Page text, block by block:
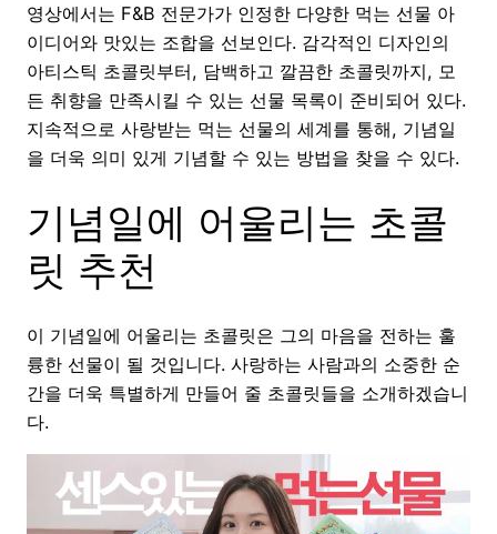
영상에서는 F&B 전문가가 인정한 다양한 먹는 선물 아
이디어와 맛있는 조합을 선보인다. 감각적인 디자인의
아티스틱 초콜릿부터, 담백하고 깔끔한 초콜릿까지, 모
든 취향을 만족시킬 수 있는 선물 목록이 준비되어 있다.
지속적으로 사랑받는 먹는 선물의 세계를 통해, 기념일
을 더욱 의미 있게 기념할 수 있는 방법을 찾을 수 있다.
기념일에 어울리는 초콜
릿 추천
이 기념일에 어울리는 초콜릿은 그의 마음을 전하는 훌
륭한 선물이 될 것입니다. 사랑하는 사람과의 소중한 순
간을 더욱 특별하게 만들어 줄 초콜릿들을 소개하겠습니
다.